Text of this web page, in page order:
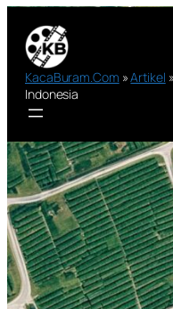
konten
KacaBuram.Com »Artikel »
Indonesia